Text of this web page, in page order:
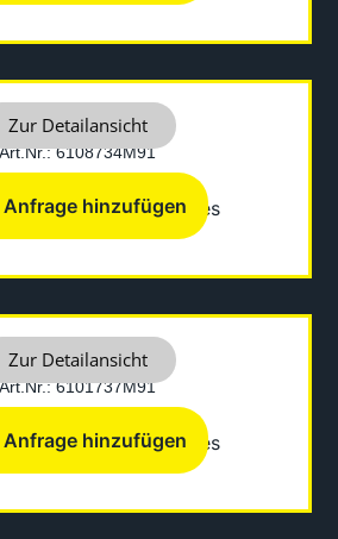
ARM ASSY
Art.Nr.: 6108734M91
Fermec-Terex
Diverses,Sonstiges
Zur Detailansicht
Anfrage hinzufügen
ASSY RED
Art.Nr.: 6101737M91
Fermec-Terex
Diverses,Sonstiges
Zur Detailansicht
Anfrage hinzufügen